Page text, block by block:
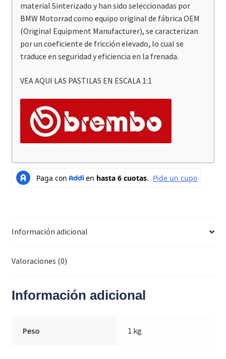
material Sinterizado y han sido seleccionadas por
BMW Motorrad como equipo original de fábrica OEM
(Original Equipment Manufacturer), se caracterizan
por un coeficiente de fricción elevado, lo cual se
traduce en seguridad y eficiencia en la frenada.
VEA AQUI LAS PASTILAS EN ESCALA 1:1
Información adicional
Valoraciones (0)
Información adicional
Peso 1 kg